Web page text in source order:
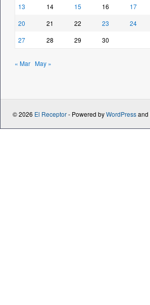
13
14 15 16 17
20
21 22 23 24
27
28 29 30
« Mar May »
© 2026 El Receptor- Powered byWordPressand